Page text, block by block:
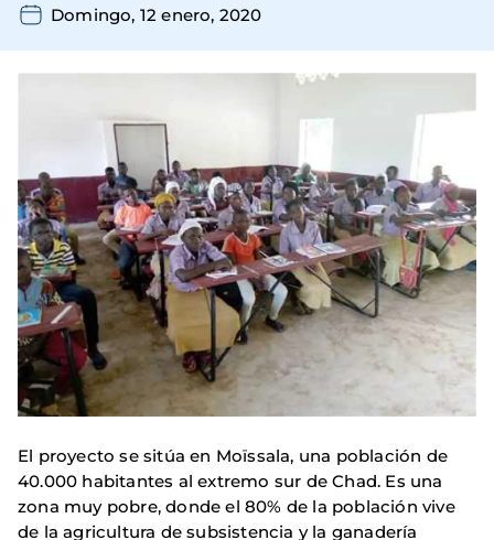
Domingo, 12 enero, 2020
El proyecto se sitúa en Moïssala, una población de
40.000 habitantes al extremo sur de Chad. Es una
zona muy pobre, donde el 80% de la población vive
de la agricultura de subsistencia y la ganadería